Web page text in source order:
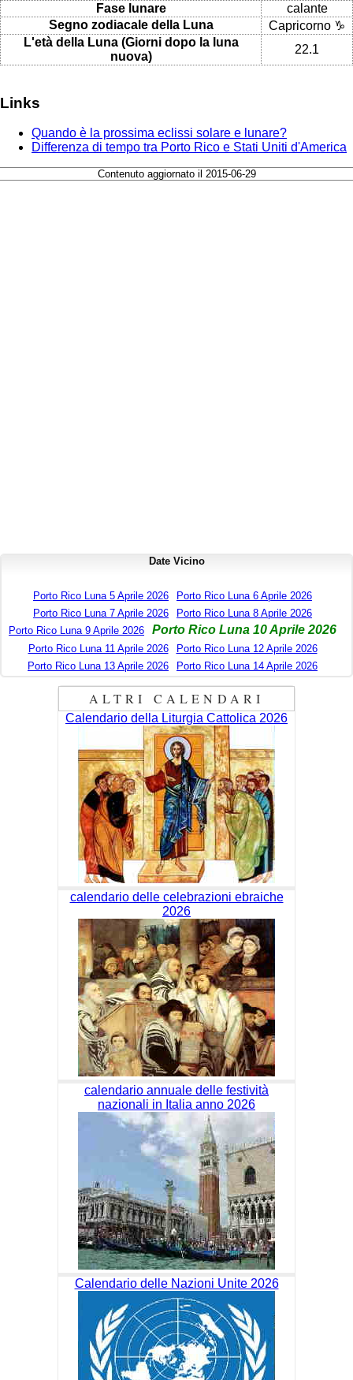
Fase lunare
calante
Segno zodiacale della Luna
Capricorno ♑
L'età della Luna (Giorni dopo la luna
nuova)
22.1
Links
Quando è la prossima eclissi solare e lunare?
Differenza di tempo tra Porto Rico e Stati Uniti d'America
Contenuto aggiornato il 2015-06-29
Date Vicino
Porto Rico Luna 5 Aprile 2026
Porto Rico Luna 6 Aprile 2026
Porto Rico Luna 7 Aprile 2026
Porto Rico Luna 8 Aprile 2026
Porto Rico Luna 9 Aprile 2026
Porto Rico Luna 10 Aprile 2026
Porto Rico Luna 11 Aprile 2026
Porto Rico Luna 12 Aprile 2026
Porto Rico Luna 13 Aprile 2026
Porto Rico Luna 14 Aprile 2026
ALTRI CALENDARI
Calendario della Liturgia Cattolica 2026
calendario delle celebrazioni ebraiche
2026
calendario annuale delle festività
nazionali in Italia anno 2026
Calendario delle Nazioni Unite 2026